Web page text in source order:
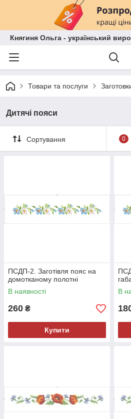
Княгиня Ольга - український
Товари та послуги
Дитячі пояси
Сортування 0
ПСДП-2. Заготівля пояс на
домотканому полотні
В наявності
260 ₴
Купити
В